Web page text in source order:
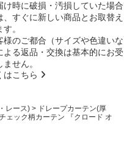
け時に破損・汚損していた場合
、すぐに新しい商品とお取替え
。
のご都合（サイズや色違いな
よる返品・交換は基本的にお受
せん。
はこちら
レース)> ドレープカーテン(厚
ェック柄カーテン 『クロード オ